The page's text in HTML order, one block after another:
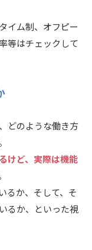
イム制、オフピー
等はチェックして
どのような働き方
けど、実際は機能
るか、そして、そ
るか、といった視